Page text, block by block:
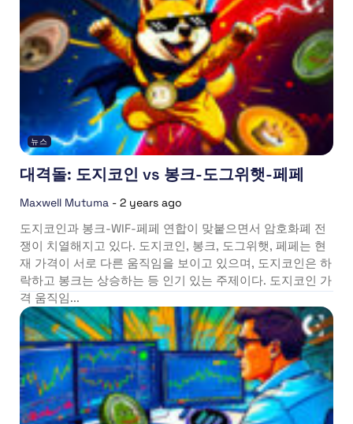
뉴스
대격돌: 도지코인 vs 봉크-도그위햇-페페
Maxwell Mutuma - 2 years ago
도지코인과 봉크-WIF-페페 연합이 맞붙으면서 암호화폐 전
쟁이 치열해지고 있다. 도지코인, 봉크, 도그위햇, 페페는 현
재 가격이 서로 다른 움직임을 보이고 있으며, 도지코인은 하
락하고 봉크는 상승하는 등 인기 있는 주제이다. 도지코인 가
격 움직임...